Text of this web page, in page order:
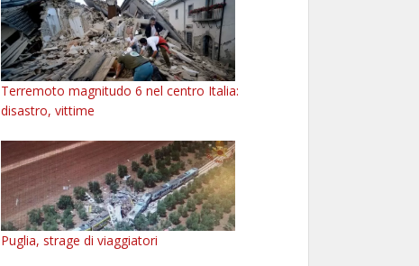
Terremoto magnitudo 6 nel centro Italia:
disastro, vittime
Puglia, strage di viaggiatori